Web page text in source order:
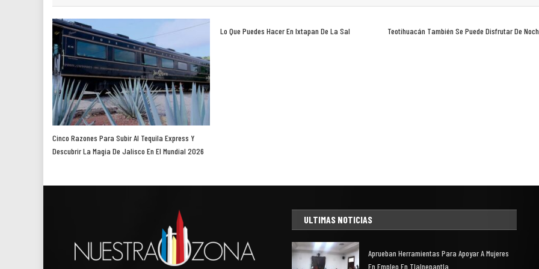
Cinco Razones Para Subir Al Tequila Express Y
Descubrir La Magia De Jalisco En El Mundial 2026
Lo Que Puedes Hacer En Ixtapan De La Sal Teotihuacán También Se Puede Disfrutar De
ULTIMAS NOTICIAS
Aprueban Herramientas Para Apoyar A Mujeres
En Empleo En Tlalnepantla